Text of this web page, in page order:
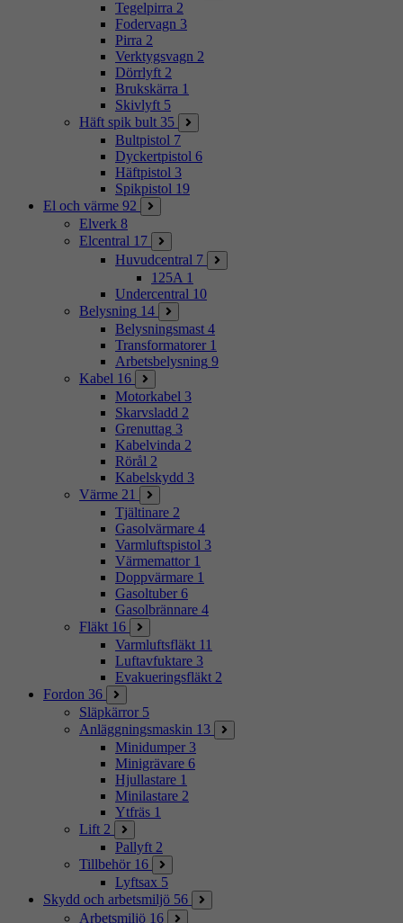
Tegelpirra 2
Fodervagn 3
Pirra 2
Verktygsvagn 2
Dörrlyft 2
Brukskärra 1
Skivlyft 5
Häft spik bult 35
Bultpistol 7
Dyckertpistol 6
Häftpistol 3
Spikpistol 19
El och värme 92
Elverk 8
Elcentral 17
Huvudcentral 7
125A 1
Undercentral 10
Belysning 14
Belysningsmast 4
Transformatorer 1
Arbetsbelysning 9
Kabel 16
Motorkabel 3
Skarvsladd 2
Grenuttag 3
Kabelvinda 2
Rörål 2
Kabelskydd 3
Värme 21
Tjältinare 2
Gasolvärmare 4
Varmluftspistol 3
Värmemattor 1
Doppvärmare 1
Gasoltuber 6
Gasolbrännare 4
Fläkt 16
Varmluftsfläkt 11
Luftavfuktare 3
Evakueringsfläkt 2
Fordon 36
Släpkärror 5
Anläggningsmaskin 13
Minidumper 3
Minigrävare 6
Hjullastare 1
Minilastare 2
Ytfräs 1
Lift 2
Pallyft 2
Tillbehör 16
Lyftsax 5
Skydd och arbetsmiljö 56
Arbetsmiljö 16